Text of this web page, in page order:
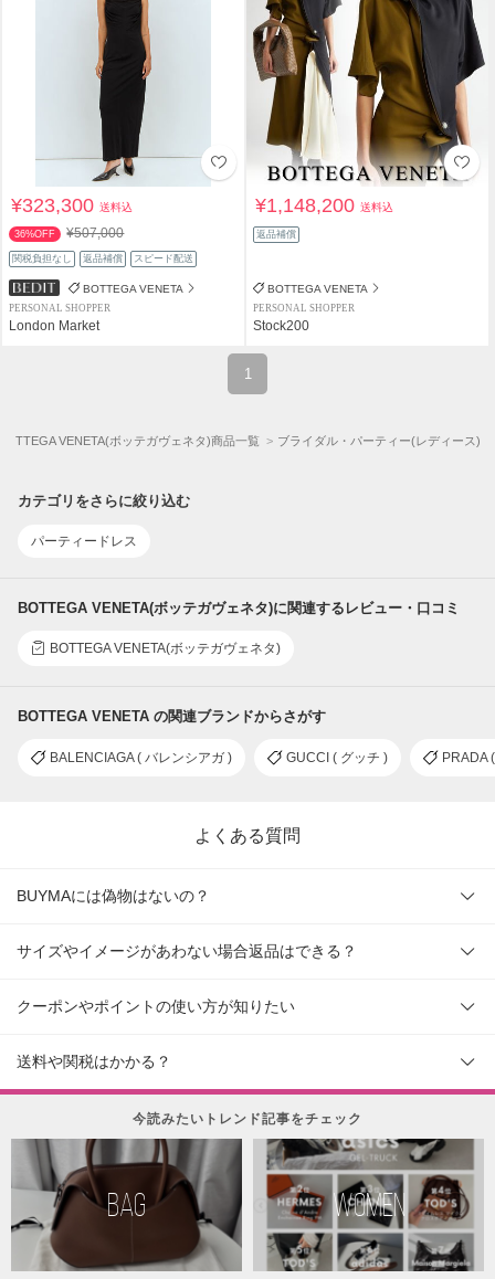
¥323,300送料込
36%OFF ¥507,000
関税負担なし 返品補償 スピード配送
BOTTEGA VENETA
PERSONAL SHOPPER
London Market
¥1,148,200送料込
返品補償
BOTTEGA VENETA
PERSONAL SHOPPER
Stock200
1
VENETA(ボッテガヴェネタ)商品一覧 ブライダル・パーティー(レディース)
カテゴリをさらに絞り込む
パーティードレス
BOTTEGA VENETA(ボッテガヴェネタ)に関連するレビュー・口コミ
BOTTEGA VENETA(ボッテガヴェネタ)
BOTTEGA VENETA の関連ブランドからさがす
BALENCIAGA ( バレンシアガ ) GUCCI ( グッチ ) PRADA
よくある質問
BUYMAには偽物はないの？
サイズやイメージがあわない場合返品はできる？
クーポンやポイントの使い方が知りたい
送料や関税はかかる？
今読みたいトレンド記事をチェック
BAG WOMEN